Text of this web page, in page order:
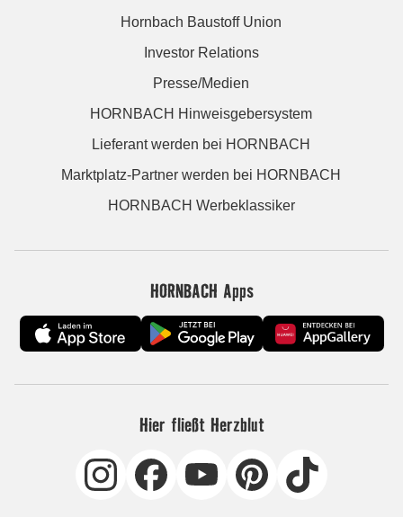
Hornbach Baustoff Union
Investor Relations
Presse/Medien
HORNBACH Hinweisgebersystem
Lieferant werden bei HORNBACH
Marktplatz-Partner werden bei HORNBACH
HORNBACH Werbeklassiker
HORNBACH Apps
Hier fließt Herzblut